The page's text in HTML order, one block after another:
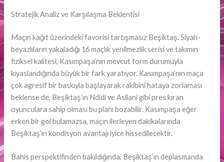
Stratejik Analiz ve Karşılaşma Beklentisi
Maçın kağıt üzerindeki favorisi tartışmasız Beşiktaş. Siyah-
beyazlıların yakaladığı 16 maçlık yenilmezlik serisi ve takımın
fiziksel kalitesi, Kasımpaşa’nın mevcut form durumuyla
kıyaslandığında büyük bir fark yaratıyor. Kasımpaşa’nın maça
çok agresif bir baskıyla başlayarak rakibini hataya zorlaması
beklense de, Beşiktaş’ın Ndidi ve Asllani gibi pres kıran
oyunculara sahip olması bu planı bozabilir. Kasımpaşa eğer
erken bir gol bulamazsa, maçın ilerleyen dakikalarında
Beşiktaş’ın kondisyon avantajı iyice hissedilecektir.
Bahis perspektifinden bakıldığında, Beşiktaş’ın deplasmanda